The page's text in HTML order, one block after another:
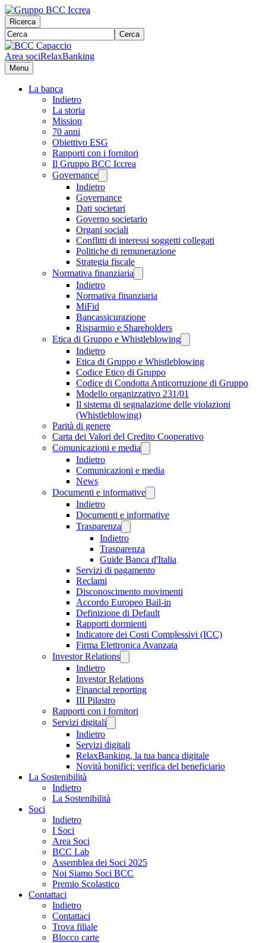
Ricerca
Cerca
Area sociRelaxBanking
Menu
La banca
Indietro
La storia
Mission
70 anni
Obiettivo ESG
Rapporti con i fornitori
Il Gruppo BCC Iccrea
Governance
Indietro
Governance
Dati societari
Governo societario
Organi sociali
Conflitti di interessi soggetti collegati
Politiche di remunerazione
Strategia fiscale
Normativa finanziaria
Indietro
Normativa finanziaria
MiFid
Bancassicurazione
Risparmio e Shareholders
Etica di Gruppo e Whistleblowing
Indietro
Etica di Gruppo e Whistleblowing
Codice Etico di Gruppo
Codice di Condotta Anticorruzione di Gruppo
Modello organizzativo 231/01
Il sistema di segnalazione delle violazioni
(Whistleblowing)
Parità di genere
Carta dei Valori del Credito Cooperativo
Comunicazioni e media
Indietro
Comunicazioni e media
News
Documenti e informative
Indietro
Documenti e informative
Trasparenza
Indietro
Trasparenza
Guide Banca d'Italia
Servizi di pagamento
Reclami
Disconoscimento movimenti
Accordo Europeo Bail-in
Definizione di Default
Rapporti dormienti
Indicatore dei Costi Complessivi (ICC)
Firma Elettronica Avanzata
Investor Relations
Indietro
Investor Relations
Financial reporting
III Pilastro
Rapporti con i fornitori
Servizi digitali
Indietro
Servizi digitali
RelaxBanking, la tua banca digitale
Novità bonifici: verifica del beneficiario
La Sostenibilità
Indietro
La Sostenibilità
Soci
Indietro
I Soci
Area Soci
BCC Lab
Assemblea dei Soci 2025
Noi Siamo Soci BCC
Premio Scolastico
Contattaci
Indietro
Contattaci
Trova filiale
Blocco carte